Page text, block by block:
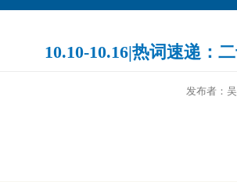
10.10-10.16|热词速递：
发布者：